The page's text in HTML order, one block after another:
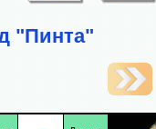
"Пинта"